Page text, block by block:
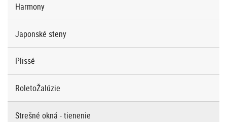
Harmony
Japonské steny
Plissé
RoletoŽalúzie
Strešné okná - tienenie